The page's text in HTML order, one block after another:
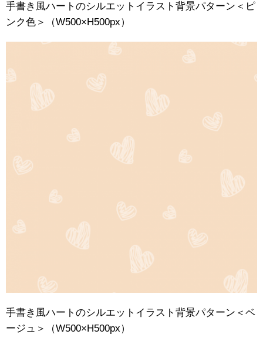
手書き風ハートのシルエットイラスト背景パターン＜ピ
ンク色＞（W500×H500px）
手書き風ハートのシルエットイラスト背景パターン＜ベ
ージュ＞（W500×H500px）